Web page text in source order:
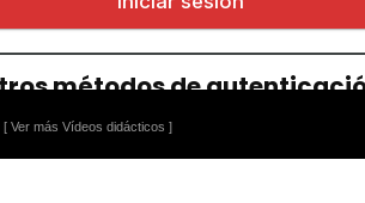
[ Ver más Vídeos didácticos ]